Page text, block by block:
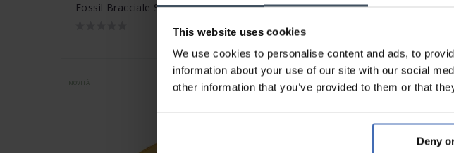
This website uses cookies
We use cookies to personalise content and ads, to
information about your use of our site with our social
other information that you’ve provided to them or that
Deny
Fossil Bracciale Sutton - JA7327710
NOVITÀ